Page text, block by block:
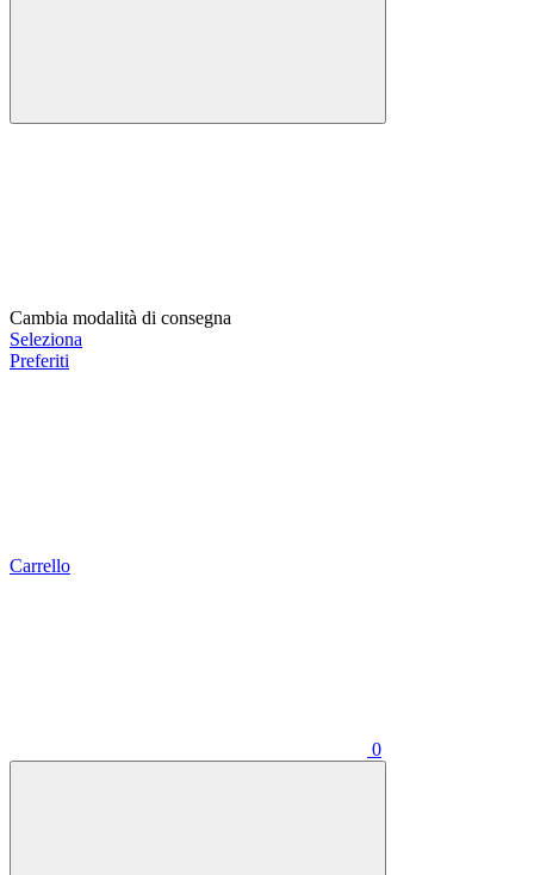
Cambia modalità di consegna
Seleziona
Preferiti
Carrello
0